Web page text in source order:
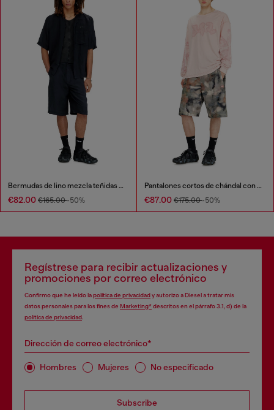
Bermudas de lino mezcla teñidas en prenda
€82.00 €165.00-50%
Pantalones cortos de chándal con estampado digital de camuflaje
€87.00 €175.00-50%
Regístrese para recibir actualizaciones y
promociones por correo electrónico
Confirmo que he leído lapolítica de privacidady autorizo a Diesel a tratar mis
datos personales para los fines de Marketing*descritos en el párrafo 3.1, d) de la
política de privacidad
Dirección de correo electrónico*
Hombres Mujeres No especificado
Subscribe